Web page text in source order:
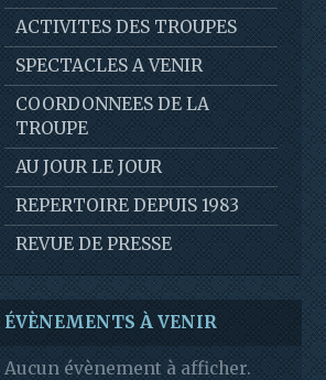
ACTIVITES DES TROUPES
SPECTACLES A VENIR
COORDONNEES DE LA
TROUPE
AU JOUR LE JOUR
REPERTOIRE DEPUIS 1983
REVUE DE PRESSE
ÉVÈNEMENTS À VENIR
Aucun évènement à afficher.